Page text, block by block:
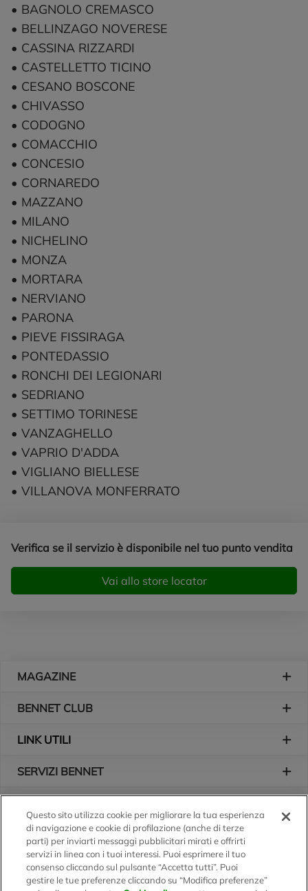
• BAGNOLO CREMASCO
• BELLINZAGO NOVERESE
• CASSINA RIZZARDI
• CASTELLETTO TICINO
• CESANO BOSCONE
• CHIVASSO
• CODOGNO
• COMACCHIO
• CONCESIO
• CORNAREDO
• MAZZANO
• MILANO
• NICHELINO
• MONZA
• MORTARA
• NERVIANO
• PARONA
• PIEVE FISSIRAGA
• PONTEDASSIO
• RONCHI DEI LEGIONARI
• SEDRIANO
• SETTIMO TORINESE
• VANZAGHELLO
• VAPRIO D'ADDA
• VIGLIANO BIELLESE
​​​​​​​• VILLANOVA MONFERRATO
Verifica se il servizio è disponibile nel tuo punto vendita
Vai allo store locator
MAGAZINE
BENNET CLUB
LINK UTILI
SERVIZI BENNET
Logo Bennet
Seguici sui nostri canali
Questo sito utilizza cookie per migliorare la tua esperienza
di navigazione e cookie di profilazione (anche di terze
parti) per inviarti messaggi pubblicitari mirati e offrirti
servizi in linea con i tuoi interessi. Puoi esprimere il tuo
consenso cliccando sul pulsante “Accetta tutti”. Puoi
gestire le tue preferenze cliccando su “Modifica preferenze”